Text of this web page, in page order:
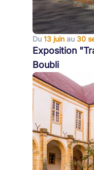
Du 13 juin au 30
Exposition
Boubli